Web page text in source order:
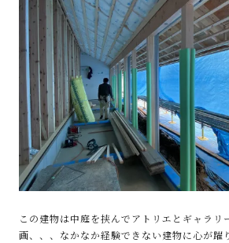
この建物は中庭を挟んでアトリエとギャラリ
画、、、なかなか経験できない建物に心が躍